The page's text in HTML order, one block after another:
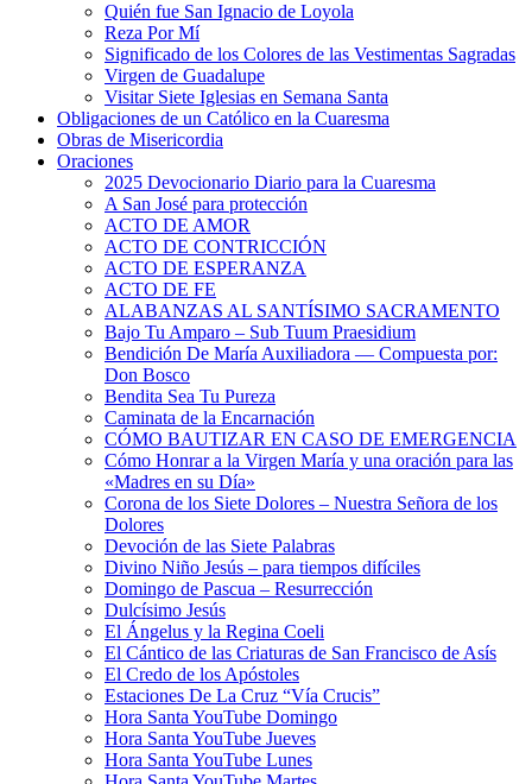
Quién fue San Ignacio de Loyola
Reza Por Mí
Significado de los Colores de las Vestimentas Sagradas
Virgen de Guadalupe
Visitar Siete Iglesias en Semana Santa
Obligaciones de un Católico en la Cuaresma
Obras de Misericordia
Oraciones
2025 Devocionario Diario para la Cuaresma
A San José para protección
ACTO DE AMOR
ACTO DE CONTRICCIÓN
ACTO DE ESPERANZA
ACTO DE FE
ALABANZAS AL SANTÍSIMO SACRAMENTO
Bajo Tu Amparo – Sub Tuum Praesidium
Bendición De María Auxiliadora — Compuesta por:
Don Bosco
Bendita Sea Tu Pureza
Caminata de la Encarnación
CÓMO BAUTIZAR EN CASO DE EMERGENCIA
Cómo Honrar a la Virgen María y una oración para las
«Madres en su Día»
Corona de los Siete Dolores – Nuestra Señora de los
Dolores
Devoción de las Siete Palabras
Divino Niño Jesús – para tiempos difíciles
Domingo de Pascua – Resurrección
Dulcísimo Jesús
El Ángelus y la Regina Coeli
El Cántico de las Criaturas de San Francisco de Asís
El Credo de los Apóstoles
Estaciones De La Cruz “Vía Crucis”
Hora Santa YouTube Domingo
Hora Santa YouTube Jueves
Hora Santa YouTube Lunes